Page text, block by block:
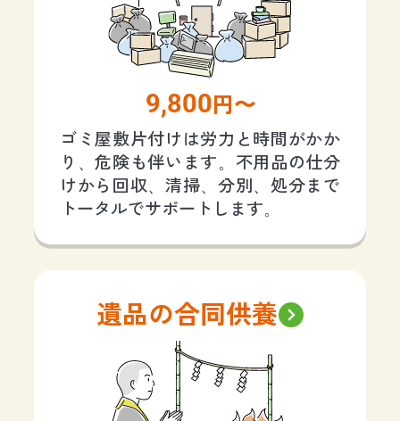
9,800 円〜
ゴミ屋敷片付けは労力と時間がかか
り、危険も伴います。不用品の仕分
けから回収、清掃、分別、処分まで
トータルでサポートします。
遺品の合同供養